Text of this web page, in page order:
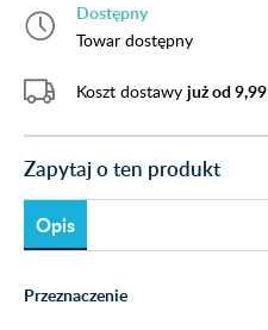
Dostępny
Towar dostępny
Koszt dostawy już od 9,99
Zapytaj o ten produkt
Opis
Przeznaczenie